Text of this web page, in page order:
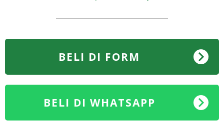
BELI DI FORM
BELI DI WHATSAPP